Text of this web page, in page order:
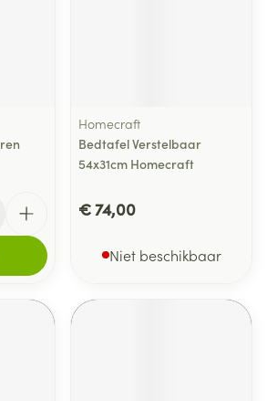
Homecraft
Bedtafel Verstelbaar
54x31cm Homecraft
€ 74,00
Niet beschikbaar